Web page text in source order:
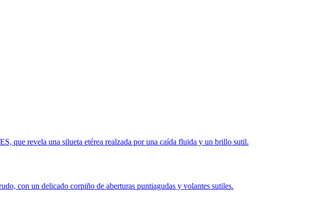
que revela una silueta etérea realzada por una caída fluida y un brillo sutil.
con un delicado corpiño de aberturas puntiagudas y volantes sutiles.